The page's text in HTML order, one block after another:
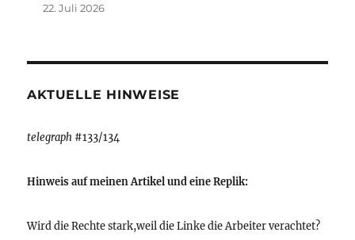
22. Juli 2026
AKTUELLE HINWEISE
telegraph #133/134
Hinweis auf meinen Artikel und eine Replik:
Wird die Rechte stark,weil die Linke die Arbeiter verachtet?